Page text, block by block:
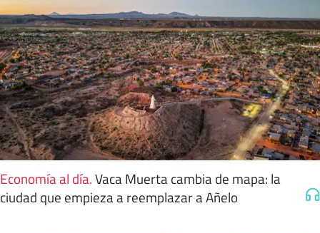
Economía al día.Vaca Muerta cambia de mapa: la
ciudad que empieza a reemplazar a Añelo